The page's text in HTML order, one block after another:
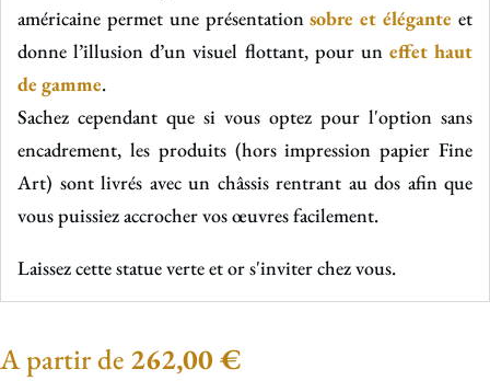
américaine permet une présentationsobre et élégante et
donne l’illusion d’un visuel flottant, pour un effet haut
de gamme.
Sachez cependant que si vous optez pour l'option sans
encadrement, les produits (hors impression papier Fine
Art) sont livrés avec un châssis rentrant au dos afin que
vous puissiez accrocher vos œuvres facilement.
Laissez cette statue verte et or s'inviter chez vous.
A partir de 262,00€